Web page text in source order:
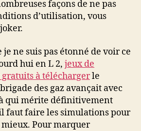
façons de ne pas
d’utilisation, vous
je ne suis pas étonné de voir ce
hui en L 2, jeux de
gratuits à téléchargerle
des gaz avançait avec
qui mérite définitivement
faut faire les simulations pour
Pour marquer